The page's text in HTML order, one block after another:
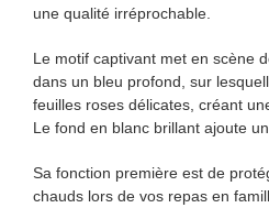
une qualité irréprochable.
Le motif captivant met en scène
dans un bleu profond, sur
feuilles roses délicates, créant
Le fond en blanc brillant ajoute
Sa fonction première est de
chauds lors de vos repas en